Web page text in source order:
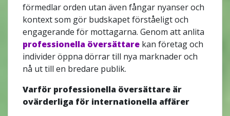
förmedlar orden utan även fångar nyanser och
kontext som gör budskapet förståeligt och
engagerande för mottagarna. Genom att anlita
professionella översättare kan företag och
individer öppna dörrar till nya marknader och
nå ut till en bredare publik.
Varför professionella översättare är
ovärderliga för internationella affärer